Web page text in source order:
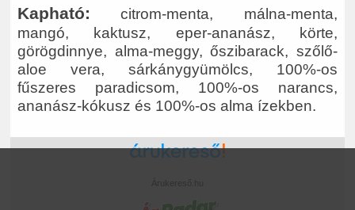
Kapható: citrom-menta, málna-menta,
mangó, kaktusz, eper-ananász, körte,
görögdinnye, alma-meggy, őszibarack, szőlő-
aloe vera, sárkánygyümölcs, 100%-os
fűszeres paradicsom, 100%-os narancs,
ananász-kókusz és 100%-os alma ízekben.